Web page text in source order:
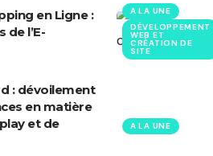
A LA UNE
DÉVELOPPEMENT
WEB ET
CRÉATION DE
SITE
en Ligne :
de l’E-
A LA UNE
: dévoilement
en matière
et de